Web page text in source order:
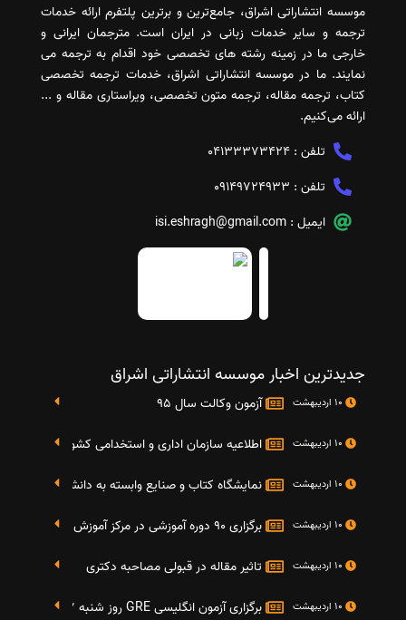
موسسه انتشاراتی اشراق، جامع‌ترین و برترین پلتفرم ارائه خدمات
ترجمه و سایر خدمات زبانی در ایران است. مترجمان ایرانی و
خارجی ما در زمینه رشته های تخصصی خود اقدام به ترجمه می
نمایند. ما در موسسه انتشاراتی اشراق، خدمات ترجمه تخصصی
کتاب، ترجمه مقاله، ترجمه متون تخصصی، ویراستاری مقاله و ...
ارائه می‌کنیم.
تلفن : 04133373424
تلفن : 09149724933
ایمیل : isi.eshragh@gmail.com
جدیدترین اخبار موسسه انتشاراتی اشراق
آزمون وکالت سال 95
اطلاعیه سازمان اداری و استخدامی کشور در خصوص
نمایشگاه کتاب و صنایع وابسته به دانشگاه صنعتی شریف 4 الی 8 مهر
برگزاری 90 دوره آموزشی در مرکز آموزش فرهنگی دانشگاه علامه
تاثیر مقاله در قبولی مصاحبه دکتری
برگزاری آزمون انگلیسی GRE روز شنبه 27 شهریور(مقارن با 17 سپتامبر 2016)